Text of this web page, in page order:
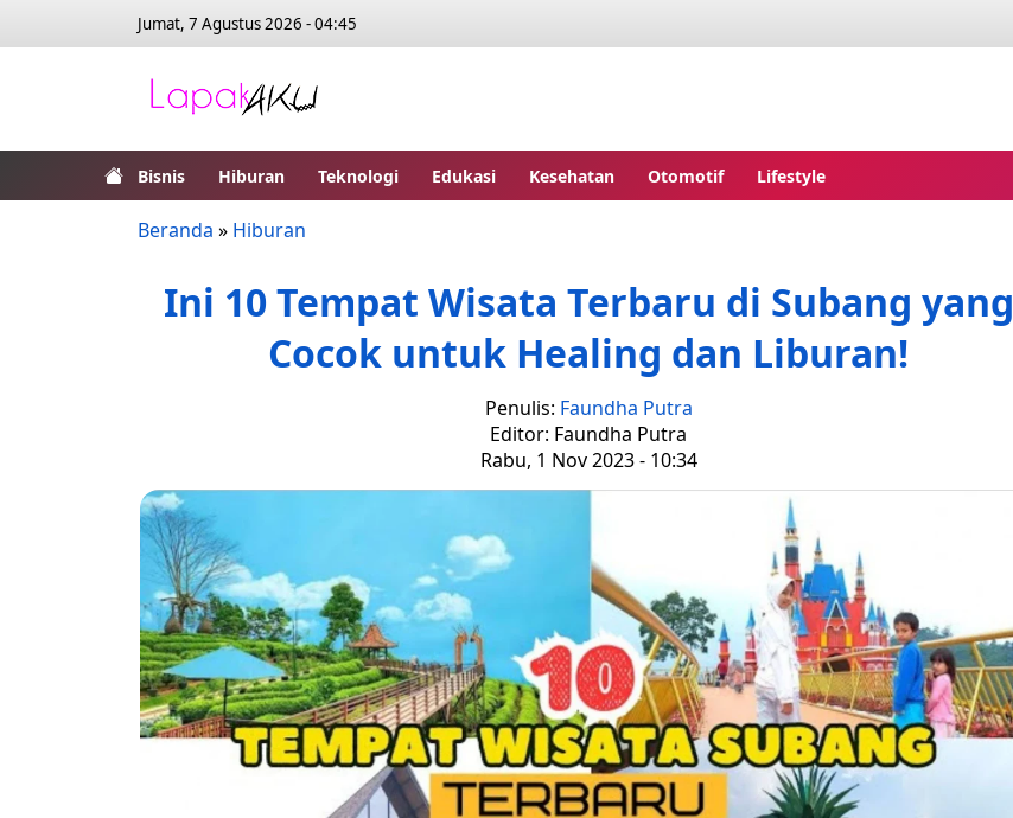
Jumat, 7 Agustus 2026 - 04:45
Bisnis Hiburan Teknologi Edukasi Kesehatan Otomotif Lifestyle
Beranda » Hiburan
Ini 10 Tempat Wisata Terbaru di Subang yang
Cocok untuk Healing dan Liburan!
Penulis: Faundha Putra
Editor: Faundha Putra
Rabu, 1 Nov 2023 - 10:34